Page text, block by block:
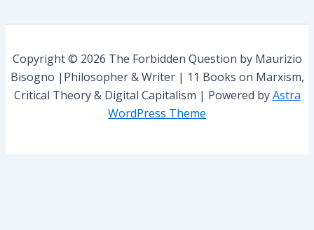
:
Copyright © 2026 The Forbidden Question by Maurizio
Bisogno |Philosopher & Writer | 11 Books on Marxism,
Critical Theory & Digital Capitalism | Powered byAstra
WordPress Theme